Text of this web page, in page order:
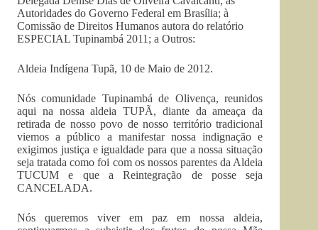
Autoridades do Governo Federal em Brasília; à
Comissão de Direitos Humanos autora do relatório
ESPECIAL Tupinambá 2011; a Outros:
Aldeia Indígena Tupã, 10 de Maio de 2012.
Nós comunidade Tupinambá de Olivença, reunidos
aqui na nossa aldeia TUPÃ, diante da ameaça da
retirada de nosso povo de nosso território tradicional
viemos a público a manifestar nossa indignação e
exigimos justiça e igualdade para que a nossa situação
seja tratada como foi com os nossos parentes da Aldeia
TUCUM e que a Reintegração de posse seja
CANCELADA.
Nós queremos viver em paz em nossa aldeia,